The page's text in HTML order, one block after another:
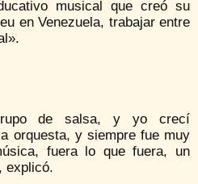
musical que creó su
en Venezuela, trabajar entre
de salsa, y yo crecí
orquesta, y siempre fue muy
fuera lo que fuera, un
explicó.